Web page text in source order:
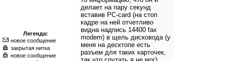
Легенда:
новое сообщение
закрытая нитка
новое сообщение
делает на пару секунд
вставив PC-card (на стоп
кадре на ней отчетливо
видна надпись 14400 fax
modem) в щель дисковода (у
меня на десктопе есть
разъем для таких карточек,